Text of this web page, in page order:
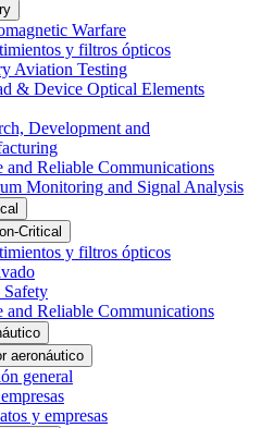
Warfare
y filtros ópticos
Aviation Testing
& Device Optical Elements
Development and
and Reliable Communications
Monitoring and Signal Analysis
Critical
y filtros ópticos
and Reliable Communications
aeronáutico
general
y empresas